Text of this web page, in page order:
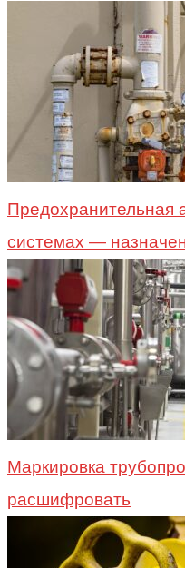
Предохранительная
системах —
Маркировка
расшифровать